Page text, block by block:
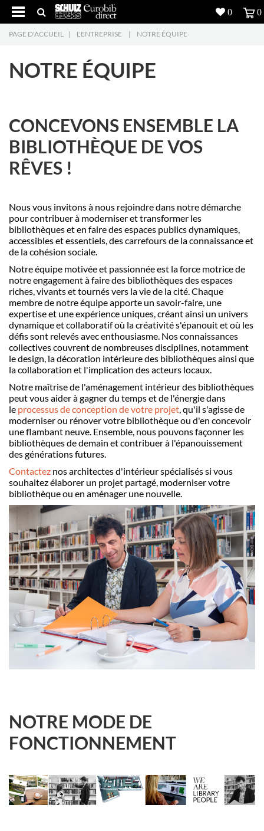
5
Produits
Réalisations
Downloads
7
L'entreprise
PAGE D'ACCUEIL | L'ENTREPRISE | NOTRE ÉQUIPE
NOTRE ÉQUIPE
CONCEVONS ENSEMBLE LA
BIBLIOTHÈQUE DE VOS
RÊVES !
Nous vous invitons à nous rejoindre dans notre démarche
pour contribuer à moderniser et transformer les
bibliothèques et en faire des espaces publics dynamiques,
accessibles et essentiels, des carrefours de la connaissance et
de la cohésion sociale.
Notre équipe motivée et passionnée est la force motrice de
notre engagement à faire des bibliothèques des espaces
riches, vivants et tournés vers la vie de la cité. Chaque
membre de notre équipe apporte un savoir-faire, une
expertise et une expérience uniques, créant ainsi un univers
dynamique et collaboratif où la créativité s'épanouit et où les
défis sont relevés avec enthousiasme. Nos connaissances
collectives couvrent de nombreuses disciplines, notamment
le design, la décoration intérieure des bibliothèques ainsi que
la collaboration et l'implication des acteurs locaux.
Notre maîtrise de l'aménagement intérieur des bibliothèques
peut vous aider à gagner du temps et de l'énergie dans
le processus de conception de votre projet, qu'il s'agisse de
moderniser ou rénover votre bibliothèque ou d'en concevoir
une flambant neuve. Ensemble, nous pouvons façonner les
bibliothèques de demain et contribuer à l'épanouissement
des générations futures.
Contactez nos architectes d'intérieur spécialisés si vous
souhaitez élaborer un projet partagé, moderniser votre
bibliothèque ou en aménager une nouvelle.
NOTRE MODE DE
FONCTIONNEMENT
0 0